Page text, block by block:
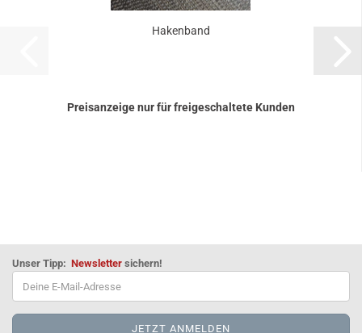
Ha­ken­band
Preisanzeige nur für freigeschaltete Kunden
Unser Tipp: Newsletter sichern!